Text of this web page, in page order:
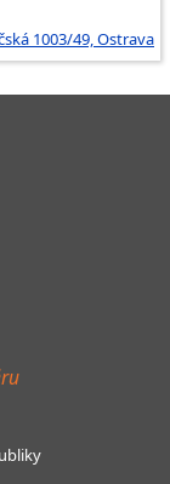
1003/49, Ostrava